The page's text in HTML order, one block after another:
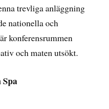
trevliga anläggning
nationella och
konferensrummen
och maten utsökt.